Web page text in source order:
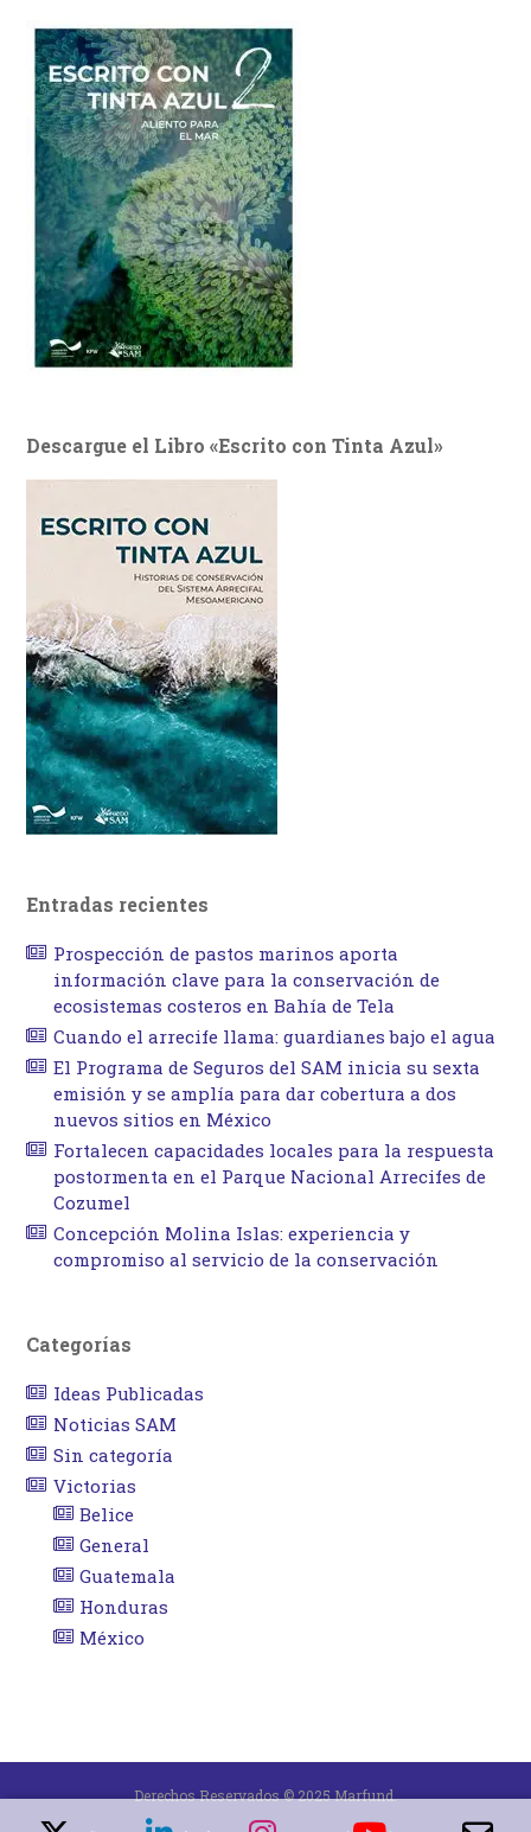
Descargue el Libro «Escrito con Tinta Azul»
Entradas recientes
Prospección de pastos marinos aporta
información clave para la conservación de
ecosistemas costeros en Bahía de Tela
Cuando el arrecife llama: guardianes bajo el agua
El Programa de Seguros del SAM inicia su sexta
emisión y se amplía para dar cobertura a dos
nuevos sitios en México
Fortalecen capacidades locales para la respuesta
postormenta en el Parque Nacional Arrecifes de
Cozumel
Concepción Molina Islas: experiencia y
compromiso al servicio de la conservación
Categorías
Ideas Publicadas
Noticias SAM
Sin categoría
Victorias
Belice
General
Guatemala
Honduras
México
Derechos Reservados © 2025 Marfund.